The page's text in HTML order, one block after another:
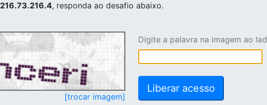
216.73.216.4, responda ao desafio abaixo.
[trocar imagem]
Digite a palavra na imagem ao